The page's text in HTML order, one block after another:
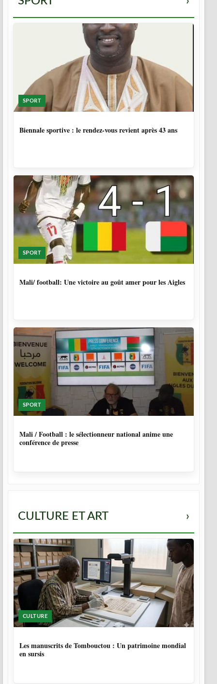
SPORT
Biennale sportive : le rendez-vous revient après 43 ans
SPORT
Mali/ football: Une victoire au goût amer pour les Aigles
SPORT
Mali / Football : le sélectionneur national anime une
conférence de presse
CULTURE ET ART ›
CULTURE
Les manuscrits de Tombouctou : Un patrimoine mondial
en sursis